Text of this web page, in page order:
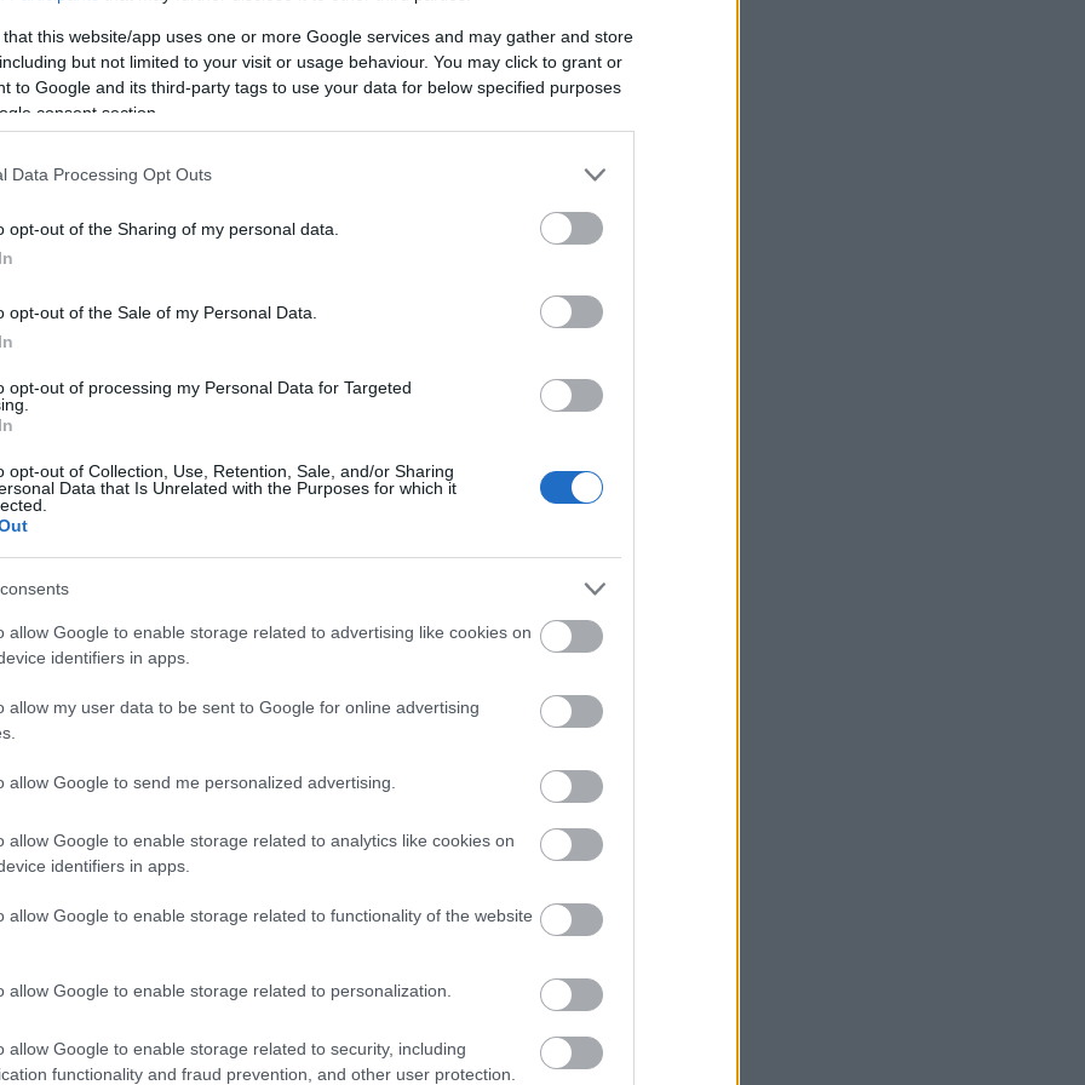
that this website/app uses one or more Google services and may gather and store
but not limited to your visit or usage behaviour. You may click to grant or
to Google and its third-party tags to use your data for below specified purposes
consent section.
Data Processing Opt Outs
opt-out of the Sharing of my personal data.
opt-out of the Sale of my Personal Data.
opt-out of processing my Personal Data for Targeted
opt-out of Collection, Use, Retention, Sale, and/or Sharing
Data that Is Unrelated with the Purposes for which it
allow Google to enable storage related to advertising like cookies on
identifiers in apps.
allow my user data to be sent to Google for online advertising
allow Google to send me personalized advertising.
allow Google to enable storage related to analytics like cookies on
identifiers in apps.
allow Google to enable storage related to functionality of the website
allow Google to enable storage related to personalization.
allow Google to enable storage related to security, including
functionality and fraud prevention, and other user protection.
θέσεις στην εσωτερική ομάδα
σε τρίτους.
μειώσει τις τιμές για τα προϊόντα
κατά 500 δολάρια στα 2.495 δολάρια
διαδρόμου γυμναστικής Tread
και μάθετε πρώτοι όλες τιςειδήσειςαπό την
ναυσιπλοΐα προς τη Μαύρη Θάλασσα
14:06
Ρωσία: Έπληξε φορτηγό πλοίο με όπλα
για την Ουκρανία ανοιχτά της Οδησσού
καμμία ανεμογεννήτρια στις
αναδασωτέες και πυρόπληκτες
περιοχές της Αττικής
Ιταλία: Όλες οι πόλεις στο υψηλότερο
Ρωσία: Πυρκαγιά σε διυλιστήριο
επίθεση με drones
πρωτοφανείς ακραίες συνθήκες
46χρονης για την ταυτοποίηση - «Η
ίδια εξέταση είχε γίνει και το 2022»
Situational Awareness: Συρροή
επενδυτών παρότι το hedge fund
ΙΣΑ: Ζητά άμεση αναστολή της
υποχρεωτικής καταχώρισης
αποτελεσμάτων στο Ψηφιακό
Αποθετήριο
κλιματική πραγματικότητα
Αμερικανό επενδυτή τον δεύτερο
μεγαλύτερο διυλιστή πετρελαίου της
Με ταχείς ρυθμούς οι διαδικασίες